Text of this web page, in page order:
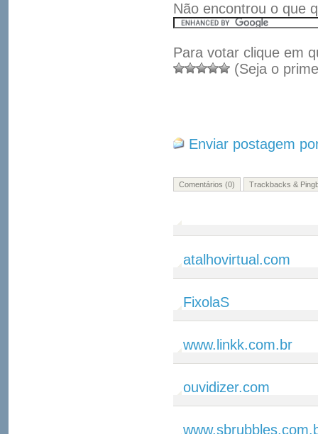
Não encontrou o que
Para votar clique em
(Seja o
Enviar postagem
Comentários (0) Trackbacks &
atalhovirtual.com
FixolaS
www.linkk.com.br
ouvidizer.com